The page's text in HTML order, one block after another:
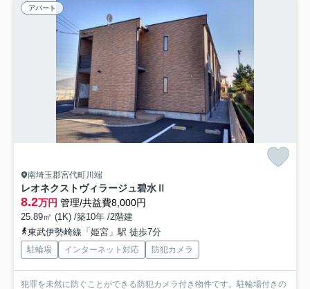
アパート
南埼玉郡宮代町川端
レオネクストヴィラージュ碧水Ⅱ
8.2万円 管理/共益費8,000円
25.89㎡ (1K) /築10年 /2階建
東武伊勢崎線「姫宮」駅 徒歩7分
駐輪場 インターネット対応 防犯カメラ
犯罪を未然に防ぐことができる防犯カメラ付き物件です。駐輪場付きの